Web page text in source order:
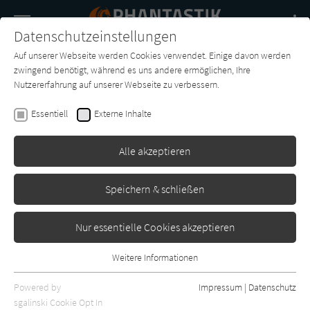
SUCHE
Buch-
Entdecker
Forum Charts
Robert E. Howard
Grabratten - Die seltsamen
Fälle des Detektivs Steve
Harrison
Blitz Erschienen: April 2024 0
Datenschutzeinstellungen
Auf unserer Webseite werden Cookies verwendet. Einige davon werden
zwingend benötigt, während es uns andere ermöglichen, Ihre
Nutzererfahrung auf unserer Webseite zu verbessern.
Essentiell Externe Inhalte
Alle akzeptieren
Speichern & schließen
Nur essentielle Cookies akzeptieren
Essentielle Cookies werden für grundlegende Funktionen der
Webseite benötigt. Dadurch ist gewährleistet, dass die Webseite
Weitere Informationen
Powered by
sgalinski Cookie Opt In
Impressum | Datenschutz